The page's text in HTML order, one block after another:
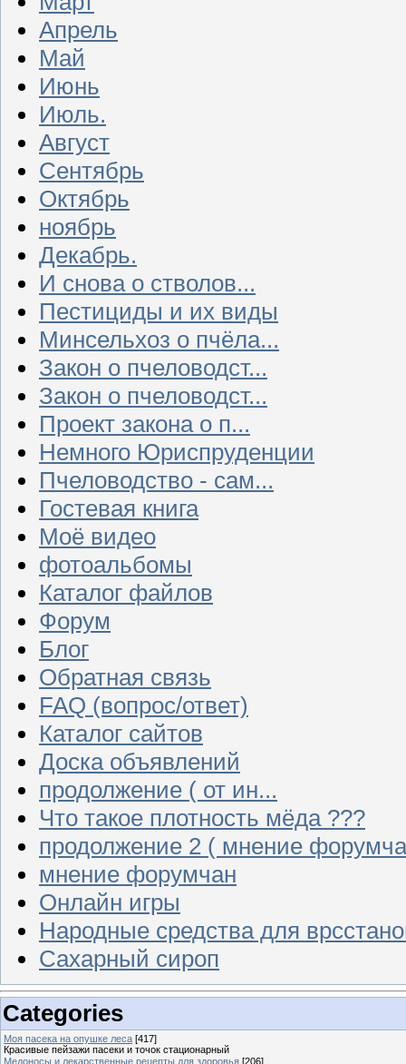
Апрель
Май
Июнь
Июль.
Август
Сентябрь
Октябрь
ноябрь
Декабрь.
И снова о стволов...
Пестициды и их виды
Минсельхоз о пчёла...
Закон о пчеловодст...
Закон о пчеловодст...
Проект закона о п...
Немного Юриспруденции
Пчеловодство - сам...
Гостевая книга
Моё видео
фотоальбомы
Каталог файлов
Форум
Блог
Обратная связь
FAQ (вопрос/ответ)
Каталог сайтов
Доска объявлений
продолжение ( от ин...
Что такое плотность мёда ???
продолжение 2 ( мнение
мнение форумчан
Онлайн игры
Народные средства для
Сахарный сироп
Categories
Моя пасека на опушке леса [417]
Красивые пейзажи пасеки и точок стационарный
Медоносы и лекарственные рецепты для здоровья [206]